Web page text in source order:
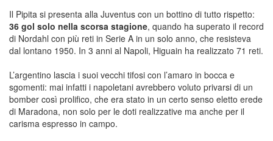
Il Pipita si presenta alla Juventus con un bottino di tutto rispetto:
36 gol solo nella scorsa stagione, quando ha superato il record
di Nordahl con più reti in Serie A in un solo anno, che resisteva
dal lontano 1950. In 3 anni al Napoli, Higuain ha realizzato 71 reti.
L’argentino lascia i suoi vecchi tifosi con l’amaro in bocca e
sgomenti: mai infatti i napoletani avrebbero voluto privarsi di un
bomber così prolifico, che era stato in un certo senso eletto erede
di Maradona, non solo per le doti realizzative ma anche per il
carisma espresso in campo.